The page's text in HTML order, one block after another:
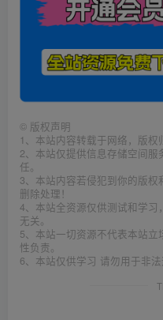
© 版权声明
1、本站内容转载于网络，版权
2、本站仅提供信息存储空间
任。
3、本站内容若侵犯到你的版
删除处理！
4、本站全资源仅供测试和学
无关。
5、本站一切资源不代表本站
性负责。
6、本站仅供学习 请勿用于非